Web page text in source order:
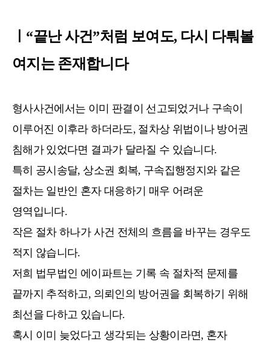
ㅣ“끝난 사건”처럼 보여도, 다시 다퉈볼
여지는 존재합니다
형사사건에서는 이미 판결이 선고되었거나 구속이
이루어진 이후라 하더라도, 절차상 위법이나 방어권
침해가 있었다면 결과가 달라질 수 있습니다.
특히 공시송달, 상소권 회복, 구속집행정지와 같은
절차는 일반인 혼자 대응하기 매우 어려운
영역입니다.
작은 절차 하나가 사건 전체의 흐름을 바꾸는 경우도
적지 않습니다.
저희 법무법인 에이파트는 기록 속 절차적 문제를
끝까지 추적하고, 의뢰인의 방어권을 회복하기 위해
최선을 다하고 있습니다.
혹시 이미 늦었다고 생각되는 상황이라면, 혼자